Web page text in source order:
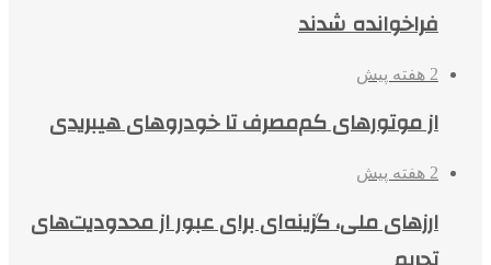
فراخوانده شدند
2 هفته پیش
از موتورهای کم‌مصرف تا خودروهای هیبریدی
2 هفته پیش
ارزهای ملی، گزینه‌ای برای عبور از محدودیت‌های